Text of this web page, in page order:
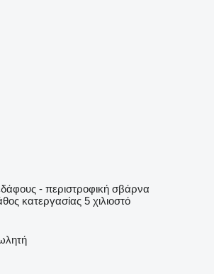
- περιστροφική σβάρνα
κατεργασίας 5 χιλιοστό